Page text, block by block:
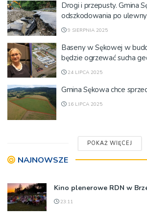
Drogi i przepusty. Gmina
odszkodowania po
9 SIERPNIA 2025
Baseny w Sękowej w
będzie ogrzewać sucha
24 LIPCA 2025
Gmina Sękowa chce
16 LIPCA 2025
POKAŻ WIĘCEJ
NAJNOWSZE
Kino plenerowe RDN w
23:11